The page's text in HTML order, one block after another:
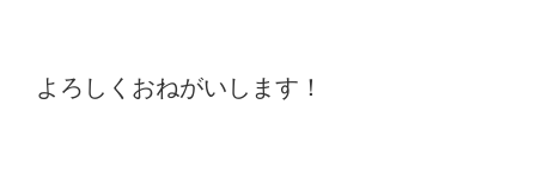
よろしくおねがいします！